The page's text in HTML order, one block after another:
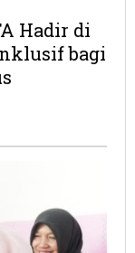
Hadir di
bagi